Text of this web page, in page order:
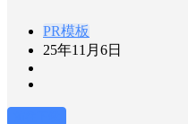
PR模板
25年11月6日